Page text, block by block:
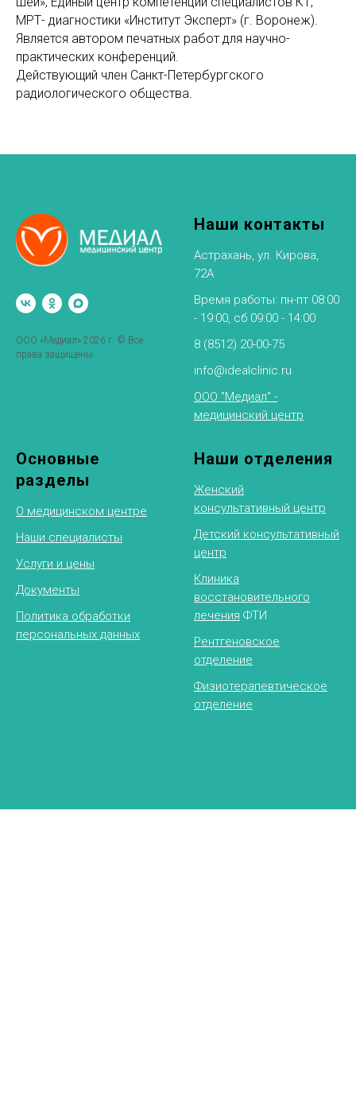
МРТ- диагностики «Институт Эксперт» (г. Воронеж).
Является автором печатных работ для научно-
практических конференций.
Действующий член Санкт-Петербургского
радиологического общества.
ООО «Медиал» 2026 г. © Все
права защищены.
Наши контакты
Астрахань, ул. Кирова,
72А
Время работы: пн-пт 08:00
- 19:00, сб 09:00 - 14:00
8 (8512) 20-00-75
info@idealclinic.ru
ООО "Медиал" -
медицинский центр
Основные
разделы
О медицинском центре
Наши специалисты
Услуги и цены
Документы
Политика обработки
персональных данных
Наши отделения
Женский
консультативный центр
Детский консультативный
центр
Клиника
восстановительного
лечения ФТИ
Рентгеновское
отделение
Физиотерапевтическое
отделение